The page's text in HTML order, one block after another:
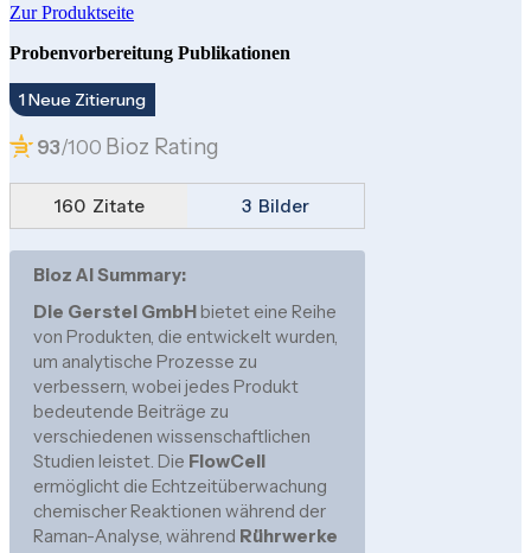
Zur Produktseite
Probenvorbereitung Publikationen